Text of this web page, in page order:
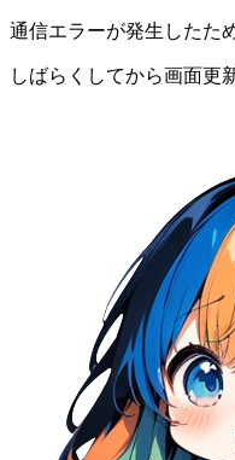
通信エラーが発生したため
しばらくしてから画面更